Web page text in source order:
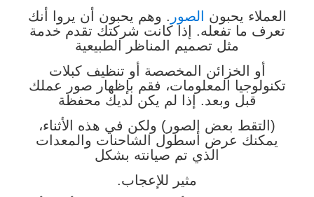
العملاء يحبون الصور . وهم يحبون أن يروا أنك
تعرف ما تفعله. إذا كانت شركتك تقدم خدمة
مثل تصميم المناظر الطبيعية
أو الخزائن المخصصة أو تنظيف كبلات
تكنولوجيا المعلومات، فقم بإظهار صور عملك
قبل وبعد. إذا لم يكن لديك محفظة
(التقط بعض الصور) ولكن في هذه الأثناء،
يمكنك عرض أسطول الشاحنات والمعدات
الذي تم صيانته بشكل
مثير للإعجاب.